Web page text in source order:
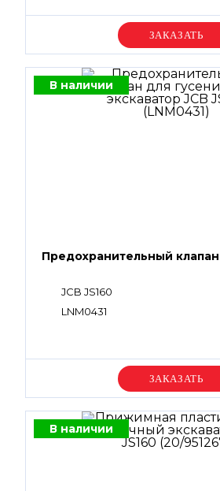
Уточняйте цену
В наличии
Предохранительный клапан
JCB JS160
LNM0431
Уточняйте цену
В наличии